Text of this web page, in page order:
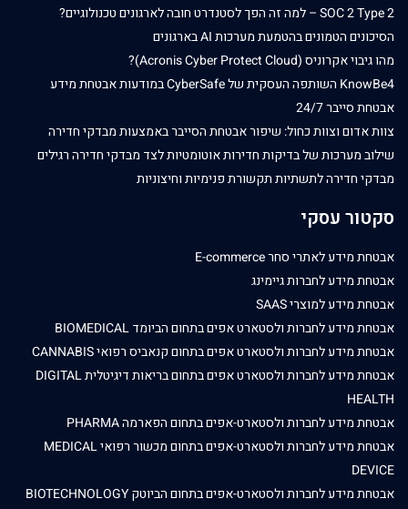
SOC 2 Type 2 – למה זה הפך לסטנדרט חובה לארגונים טכנולוגיים?
הסיכונים הטמונים בהטמעת מערכות AI בארגונים
מהו גיבוי אקרוניס (Acronis Cyber Protect Cloud)?
KnowBe4 השותפה העסקית של CyberSafe במודעות אבטחת מידע
אבטחת סייבר 24/7
צוות אדום וצוות כחול: שיפור אבטחת הסייבר באמצעות מבדקי חדירה
שילוב מערכות של בדיקות חדירות אוטומטיות לצד מבדקי חדירה רגילים
מבדקי חדירה לתשתיות תקשורת פנימיות וחיצוניות
סקטור עסקי
אבטחת מידע לאתרי סחר E-commerce
אבטחת מידע לחברות גיימינג
אבטחת מידע למוצרי SAAS
אבטחת מידע לחברות ולסטארט אפים בתחום הביומד BIOMEDICAL
אבטחת מידע לחברות ולסטארט אפים בתחום קנאביס רפואי CANNABIS
אבטחת מידע לחברות ולסטארט אפים בתחום בריאות דיגיטלית DIGITAL
HEALTH
אבטחת מידע לחברות ולסטארט-אפים בתחום הפארמה PHARMA
אבטחת מידע לחברות ולסטארט-אפים בתחום מכשור רפואי MEDICAL
DEVICE
אבטחת מידע לחברות ולסטארט-אפים בתחום הביוטק BIOTECHNOLOGY